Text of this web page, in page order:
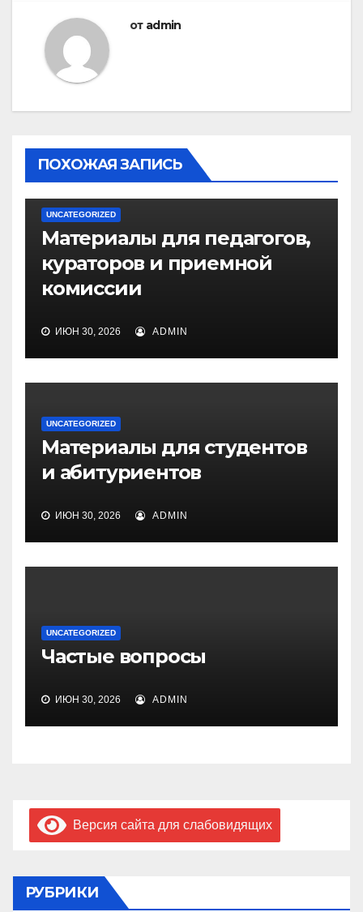
от admin
ПОХОЖАЯ ЗАПИСЬ
UNCATEGORIZED
Материалы для педагогов,
кураторов и приемной
комиссии
ИЮН 30, 2026 ADMIN
UNCATEGORIZED
Материалы для студентов
и абитуриентов
ИЮН 30, 2026 ADMIN
UNCATEGORIZED
Частые вопросы
ИЮН 30, 2026 ADMIN
Версия сайта для слабовидящих
РУБРИКИ